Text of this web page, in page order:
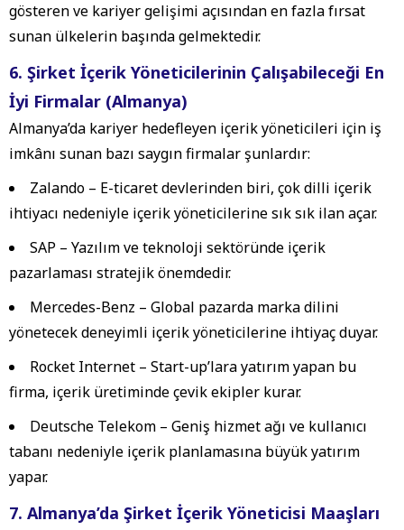
gösteren ve kariyer gelişimi açısından en fazla fırsat
sunan ülkelerin başında gelmektedir.
6. Şirket İçerik Yöneticilerinin Çalışabileceği En
İyi Firmalar (Almanya)
Almanya’da kariyer hedefleyen içerik yöneticileri için iş
imkânı sunan bazı saygın firmalar şunlardır:
Zalando – E-ticaret devlerinden biri, çok dilli içerik
ihtiyacı nedeniyle içerik yöneticilerine sık sık ilan açar.
SAP – Yazılım ve teknoloji sektöründe içerik
pazarlaması stratejik önemdedir.
Mercedes-Benz – Global pazarda marka dilini
yönetecek deneyimli içerik yöneticilerine ihtiyaç duyar.
Rocket Internet – Start-up’lara yatırım yapan bu
firma, içerik üretiminde çevik ekipler kurar.
Deutsche Telekom – Geniş hizmet ağı ve kullanıcı
tabanı nedeniyle içerik planlamasına büyük yatırım
yapar.
7. Almanya’da Şirket İçerik Yöneticisi Maaşları